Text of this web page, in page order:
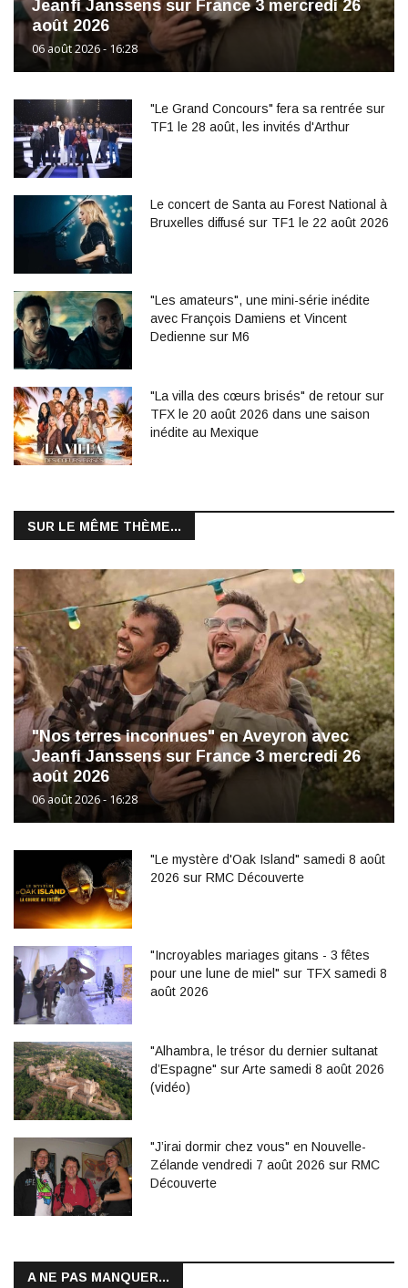
Jeanfi Janssens sur France 3 mercredi 26
août 2026
06 août 2026 - 16:28
"Le Grand Concours" fera sa rentrée sur
TF1 le 28 août, les invités d'Arthur
Le concert de Santa au Forest National à
Bruxelles diffusé sur TF1 le 22 août 2026
"Les amateurs", une mini-série inédite
avec François Damiens et Vincent
Dedienne sur M6
"La villa des cœurs brisés" de retour sur
TFX le 20 août 2026 dans une saison
inédite au Mexique
SUR LE MÊME THÈME...
"Nos terres inconnues" en Aveyron avec
Jeanfi Janssens sur France 3 mercredi 26
août 2026
06 août 2026 - 16:28
"Le mystère d'Oak Island" samedi 8 août
2026 sur RMC Découverte
"Incroyables mariages gitans - 3 fêtes
pour une lune de miel" sur TFX samedi 8
août 2026
"Alhambra, le trésor du dernier sultanat
d’Espagne" sur Arte samedi 8 août 2026
(vidéo)
"J’irai dormir chez vous" en Nouvelle-
Zélande vendredi 7 août 2026 sur RMC
Découverte
A NE PAS MANQUER...